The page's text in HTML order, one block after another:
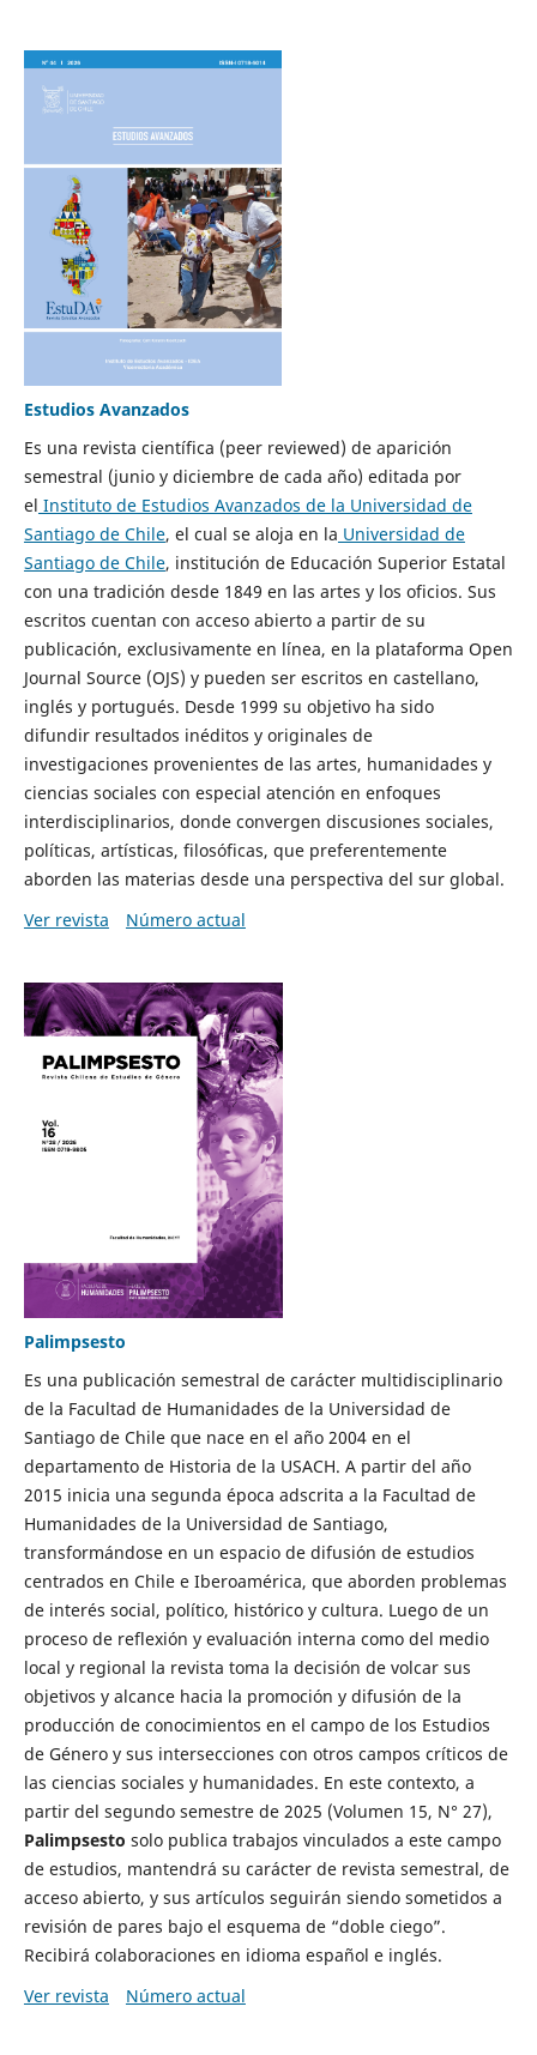
Estudios Avanzados
Es una revista científica (peer reviewed) de aparición
semestral (junio y diciembre de cada año) editada por
el Instituto de Estudios Avanzados de la Universidad de
Santiago de Chile, el cual se aloja en la Universidad de
Santiago de Chile, institución de Educación Superior Estatal
con una tradición desde 1849 en las artes y los oficios. Sus
escritos cuentan con acceso abierto a partir de su
publicación, exclusivamente en línea, en la plataforma Open
Journal Source (OJS) y pueden ser escritos en castellano,
inglés y portugués. Desde 1999 su objetivo ha sido
difundir resultados inéditos y originales de
investigaciones provenientes de las artes, humanidades y
ciencias sociales con especial atención en enfoques
interdisciplinarios, donde convergen discusiones sociales,
políticas, artísticas, filosóficas, que preferentemente
aborden las materias desde una perspectiva del sur global.
Ver revista
Número actual
Palimpsesto
Es una publicación semestral de carácter multidisciplinario
de la Facultad de Humanidades de la Universidad de
Santiago de Chile que nace en el año 2004 en el
departamento de Historia de la USACH. A partir del año
2015 inicia una segunda época adscrita a la Facultad de
Humanidades de la Universidad de Santiago,
transformándose en un espacio de difusión de estudios
centrados en Chile e Iberoamérica, que aborden problemas
de interés social, político, histórico y cultura. Luego de un
proceso de reflexión y evaluación interna como del medio
local y regional la revista toma la decisión de volcar sus
objetivos y alcance hacia la promoción y difusión de la
producción de conocimientos en el campo de los Estudios
de Género y sus intersecciones con otros campos críticos de
las ciencias sociales y humanidades. En este contexto, a
partir del segundo semestre de 2025 (Volumen 15, N° 27),
Palimpsesto solo publica trabajos vinculados a este campo
de estudios, mantendrá su carácter de revista semestral, de
acceso abierto, y sus artículos seguirán siendo sometidos a
revisión de pares bajo el esquema de “doble ciego”.
Recibirá colaboraciones en idioma español e inglés.
Ver revista
Número actual